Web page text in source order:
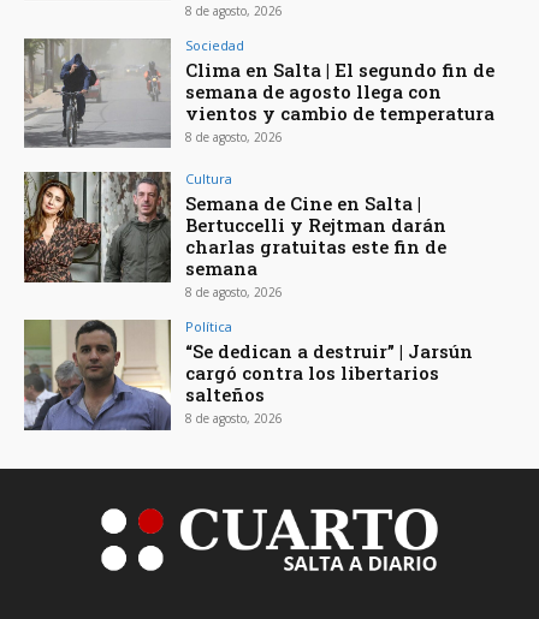
8 de agosto, 2026
Sociedad
Clima en Salta | El segundo fin de
semana de agosto llega con
vientos y cambio de temperatura
8 de agosto, 2026
Cultura
Semana de Cine en Salta |
Bertuccelli y Rejtman darán
charlas gratuitas este fin de
semana
8 de agosto, 2026
Política
“Se dedican a destruir” | Jarsún
cargó contra los libertarios
salteños
8 de agosto, 2026